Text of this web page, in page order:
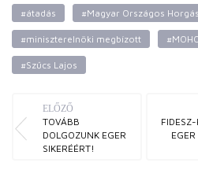
#átadás #Magyar Országos
#miniszterelnöki megbízott
#Szűcs Lajos
ELŐZŐ
TOVÁBB
DOLGOZUNK EGER
SIKERÉÉRT!